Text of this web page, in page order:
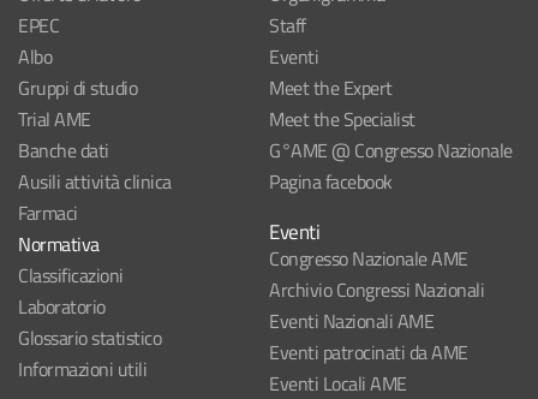
EPEC
Albo
Gruppi di studio
Trial AME
Banche dati
Ausili attività clinica
Farmaci
Normativa
Classificazioni
Laboratorio
Glossario statistico
Informazioni utili
Staff
Eventi
Meet the Expert
Meet the Specialist
G°AME @ Congresso Nazionale
Pagina facebook
Eventi
Congresso Nazionale AME
Archivio Congressi Nazionali
Eventi Nazionali AME
Eventi patrocinati da AME
Eventi Locali AME